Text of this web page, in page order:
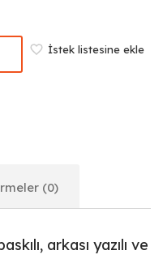
İstek listesine ekle
(0)
arkası yazılı ve